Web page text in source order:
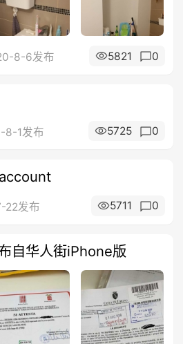
8-6发布 5821 0
8-1发布 5725 0
22发布 5711 0
自华人街iPhone版